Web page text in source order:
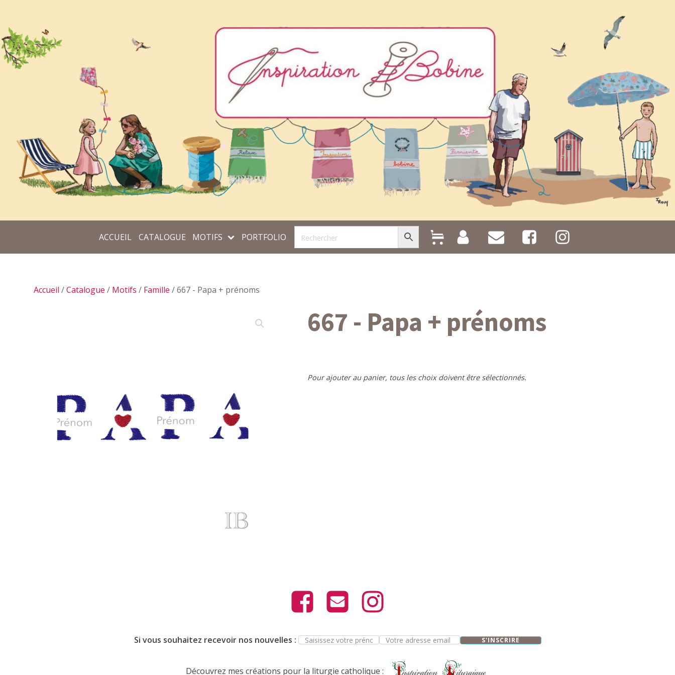
ACCUEIL CATALOGUE MOTIFS PORTFOLIO
Accueil /Catalogue / Motifs / Famille / 667 - Papa + prénoms
667 - Papa + prénoms
Pour ajouter au panier, tous les choix doivent être sélectionnés.
Si vous souhaitez recevoir nos nouvelles : S'INSCRIRE
Découvrez mes créations pour la liturgie catholique :